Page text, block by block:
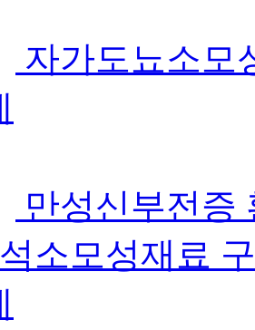
자가도뇨소모
만성신부전증
소모성재료